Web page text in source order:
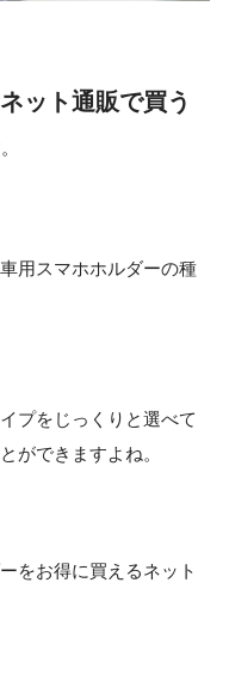
ット通販で買う
用スマホホルダーの種
プをじっくりと選べて
ができますよね。
をお得に買えるネット